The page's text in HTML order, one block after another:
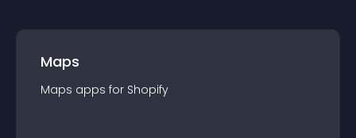
Maps
Maps apps for Shopify